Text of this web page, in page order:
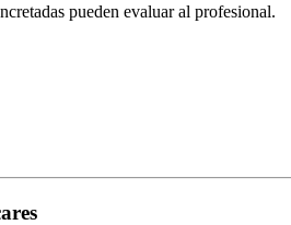
pueden evaluar al profesional.